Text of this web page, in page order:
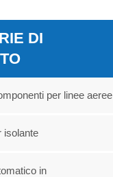
DI
per linee aeree
isolante
in